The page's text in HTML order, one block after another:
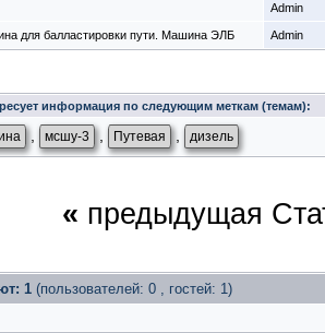
Admin
для балластировки пути. Машина ЭЛБ Admin
информация по следующим меткам (темам):
мсшу-3 Путевая дизель
« предыдущая
1 (пользователей: 0 , гостей: 1)